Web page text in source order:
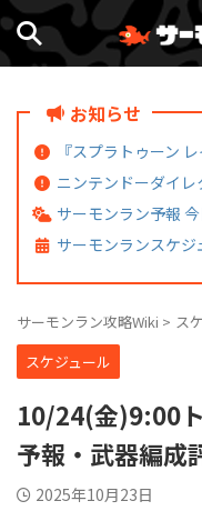
お知らせ
『スプラトゥーン
ニンテンドーダイレ
サーモンラン予報
サーモンランスケジ
サーモンラン攻略Wiki > ス
スケジュール
10/24(金)9:00
予報・武器編成
2025年10月23日